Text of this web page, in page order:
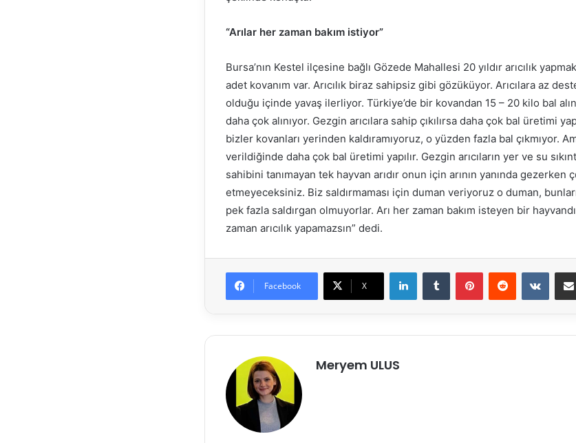
“Arılar her zaman bakım istiyor”
Bursa’nın Kestel ilçesine bağlı Gözede Mahallesi 20 yıldır arıcılık
adet kovanım var. Arıcılık biraz sahipsiz gibi gözüküyor. Arıcılara az
olduğu içinde yavaş ilerliyor. Türkiye’de bir kovandan 15 – 20 kilo bal
daha çok alınıyor. Gezgin arıcılara sahip çıkılırsa daha çok bal üretimi
bizler kovanları yerinden kaldıramıyoruz, o yüzden fazla bal çıkmıyor.
verildiğinde daha çok bal üretimi yapılır. Gezgin arıcıların yer ve su
sahibini tanımayan tek hayvan arıdır onun için arının yanında gezerken
etmeyeceksiniz. Biz saldırmaması için duman veriyoruz o duman,
pek fazla saldırgan olmuyorlar. Arı her zaman bakım isteyen bir
zaman arıcılık yapamazsın” dedi.
Facebook X
LinkedInTumblr PinterestReddit
Meryem ULUS